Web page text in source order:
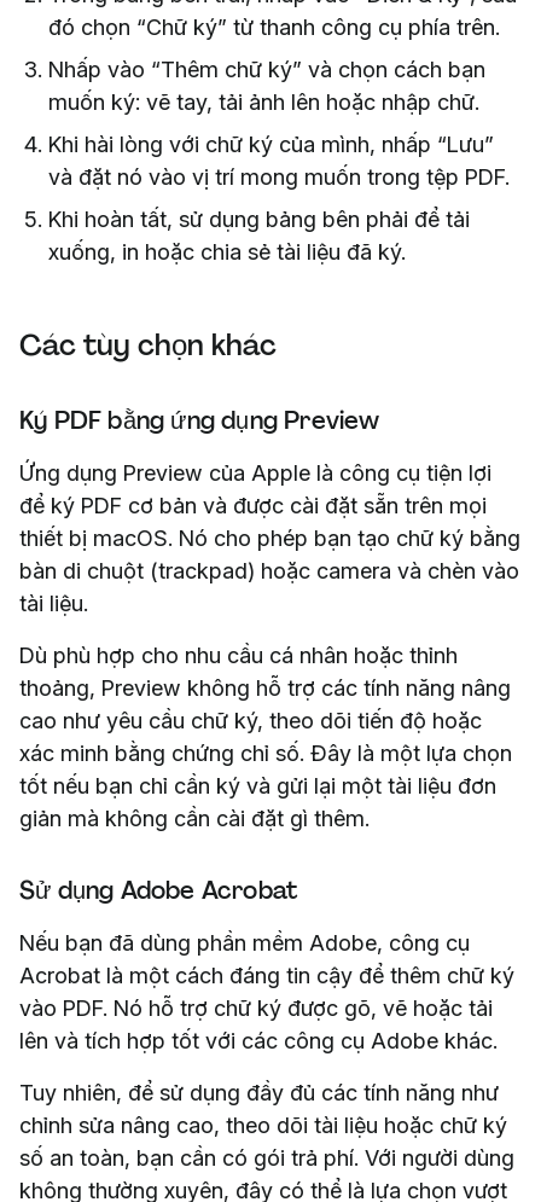
đó chọn “Chữ ký” từ thanh công cụ phía trên.
Nhấp vào “Thêm chữ ký” và chọn cách bạn
muốn ký: vẽ tay, tải ảnh lên hoặc nhập chữ.
Khi hài lòng với chữ ký của mình, nhấp “Lưu”
và đặt nó vào vị trí mong muốn trong tệp PDF.
Khi hoàn tất, sử dụng bảng bên phải để tải
xuống, in hoặc chia sẻ tài liệu đã ký.
Các tùy chọn khác
Ký PDF bằng ứng dụng Preview
Ứng dụng Preview của Apple là công cụ tiện lợi
để ký PDF cơ bản và được cài đặt sẵn trên mọi
thiết bị macOS. Nó cho phép bạn tạo chữ ký bằng
bàn di chuột (trackpad) hoặc camera và chèn vào
tài liệu.
Dù phù hợp cho nhu cầu cá nhân hoặc thỉnh
thoảng, Preview không hỗ trợ các tính năng nâng
cao như yêu cầu chữ ký, theo dõi tiến độ hoặc
xác minh bằng chứng chỉ số. Đây là một lựa chọn
tốt nếu bạn chỉ cần ký và gửi lại một tài liệu đơn
giản mà không cần cài đặt gì thêm.
Sử dụng Adobe Acrobat
Nếu bạn đã dùng phần mềm Adobe, công cụ
Acrobat là một cách đáng tin cậy để thêm chữ ký
vào PDF. Nó hỗ trợ chữ ký được gõ, vẽ hoặc tải
lên và tích hợp tốt với các công cụ Adobe khác.
Tuy nhiên, để sử dụng đầy đủ các tính năng như
chỉnh sửa nâng cao, theo dõi tài liệu hoặc chữ ký
số an toàn, bạn cần có gói trả phí. Với người dùng
không thường xuyên, đây có thể là lựa chọn vượt